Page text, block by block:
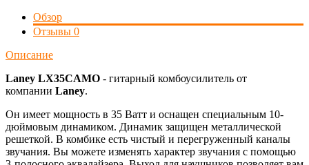
Обзор
Отзывы 0
Описание
Laney LX35CAMO - гитарный комбоусилитель от
компании Laney.
Он имеет мощность в 35 Ватт и оснащен специальным 10-
дюймовым динамиком. Динамик защищен металлической
решеткой. В комбике есть чистый и перегруженный каналы
звучания. Вы можете изменять характер звучания с помощью